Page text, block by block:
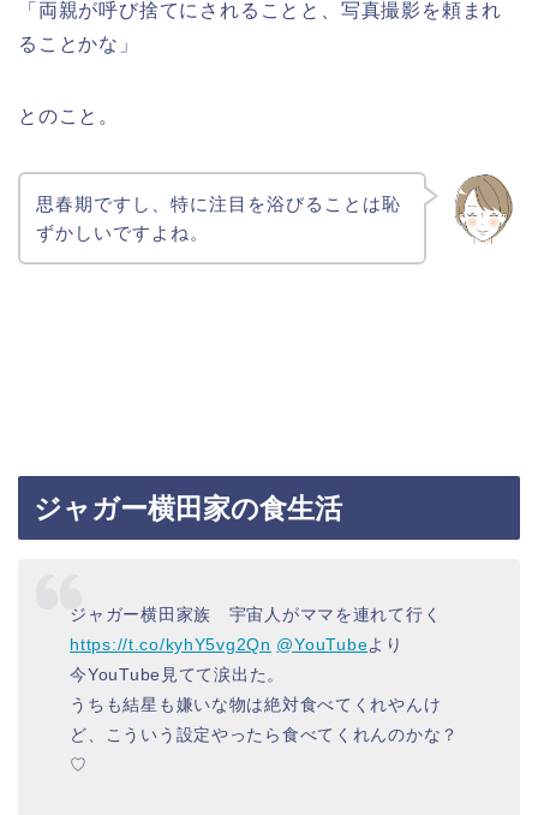
「両親が呼び捨てにされることと、写真撮影を頼まれ
ることかな」
とのこと。
思春期ですし、特に注目を浴びることは恥
ずかしいですよね。
ジャガー横田家の食生活
ジャガー横田家族 宇宙人がママを連れて行く
https://t.co/kyhY5vg2Qn @YouTubeより
今YouTube見てて涙出た。
うちも結星も嫌いな物は絶対食べてくれやんけ
ど、こういう設定やったら食べてくれんのかな？
♡